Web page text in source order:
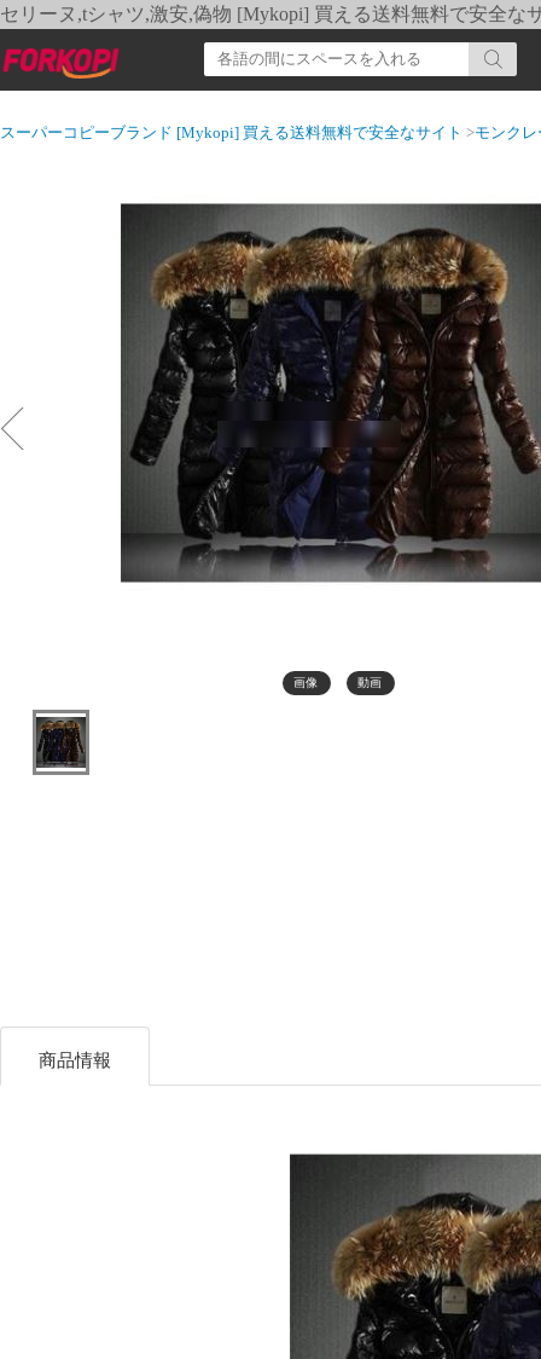
セリーヌ,tシャツ,激安,偽物 [Mykopi] 買える送料無料で安全な
スーパーコピーブランド [Mykopi] 買える送料無料で安全なサイト >モンク
画像 動画
商品情報